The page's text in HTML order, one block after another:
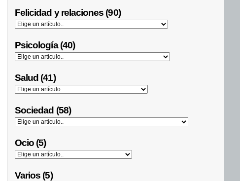
Felicidad y relaciones (90)
Psicología (40)
Salud (41)
Sociedad (58)
Ocio (5)
Varios (5)